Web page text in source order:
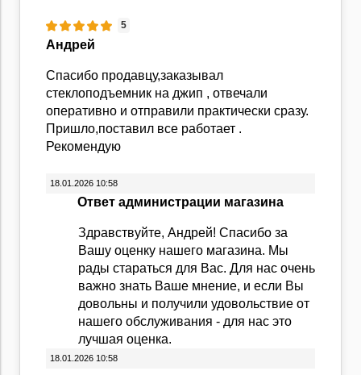
5
Андрей
Спасибо продавцу,заказывал
стеклоподъемник на джип , отвечали
оперативно и отправили практически сразу.
Пришло,поставил все работает .
Рекомендую
18.01.2026 10:58
Ответ администрации магазина
Здравствуйте, Андрей! Спасибо за
Вашу оценку нашего магазина. Мы
рады стараться для Вас. Для нас очень
важно знать Ваше мнение, и если Вы
довольны и получили удовольствие от
нашего обслуживания - для нас это
лучшая оценка.
18.01.2026 10:58